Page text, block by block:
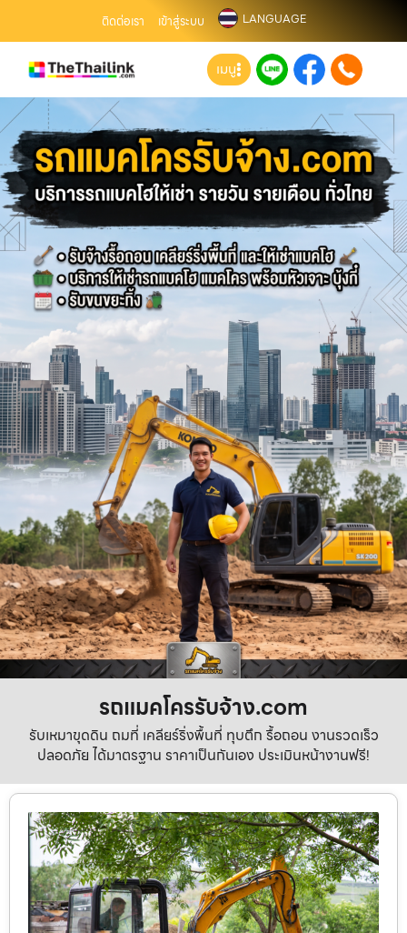
ติดต่อเรา เข้าสู่ระบบ LANGUAGE
เมนู
รถแมคโครรับจ้าง.com
รับเหมาขุดดิน ถมที่ เคลียร์ริ่งพื้นที่ ทุบตึก รื้อถอน งานรวดเร็ว
ปลอดภัย ได้มาตรฐาน ราคาเป็นกันเอง ประเมินหน้างานฟรี!